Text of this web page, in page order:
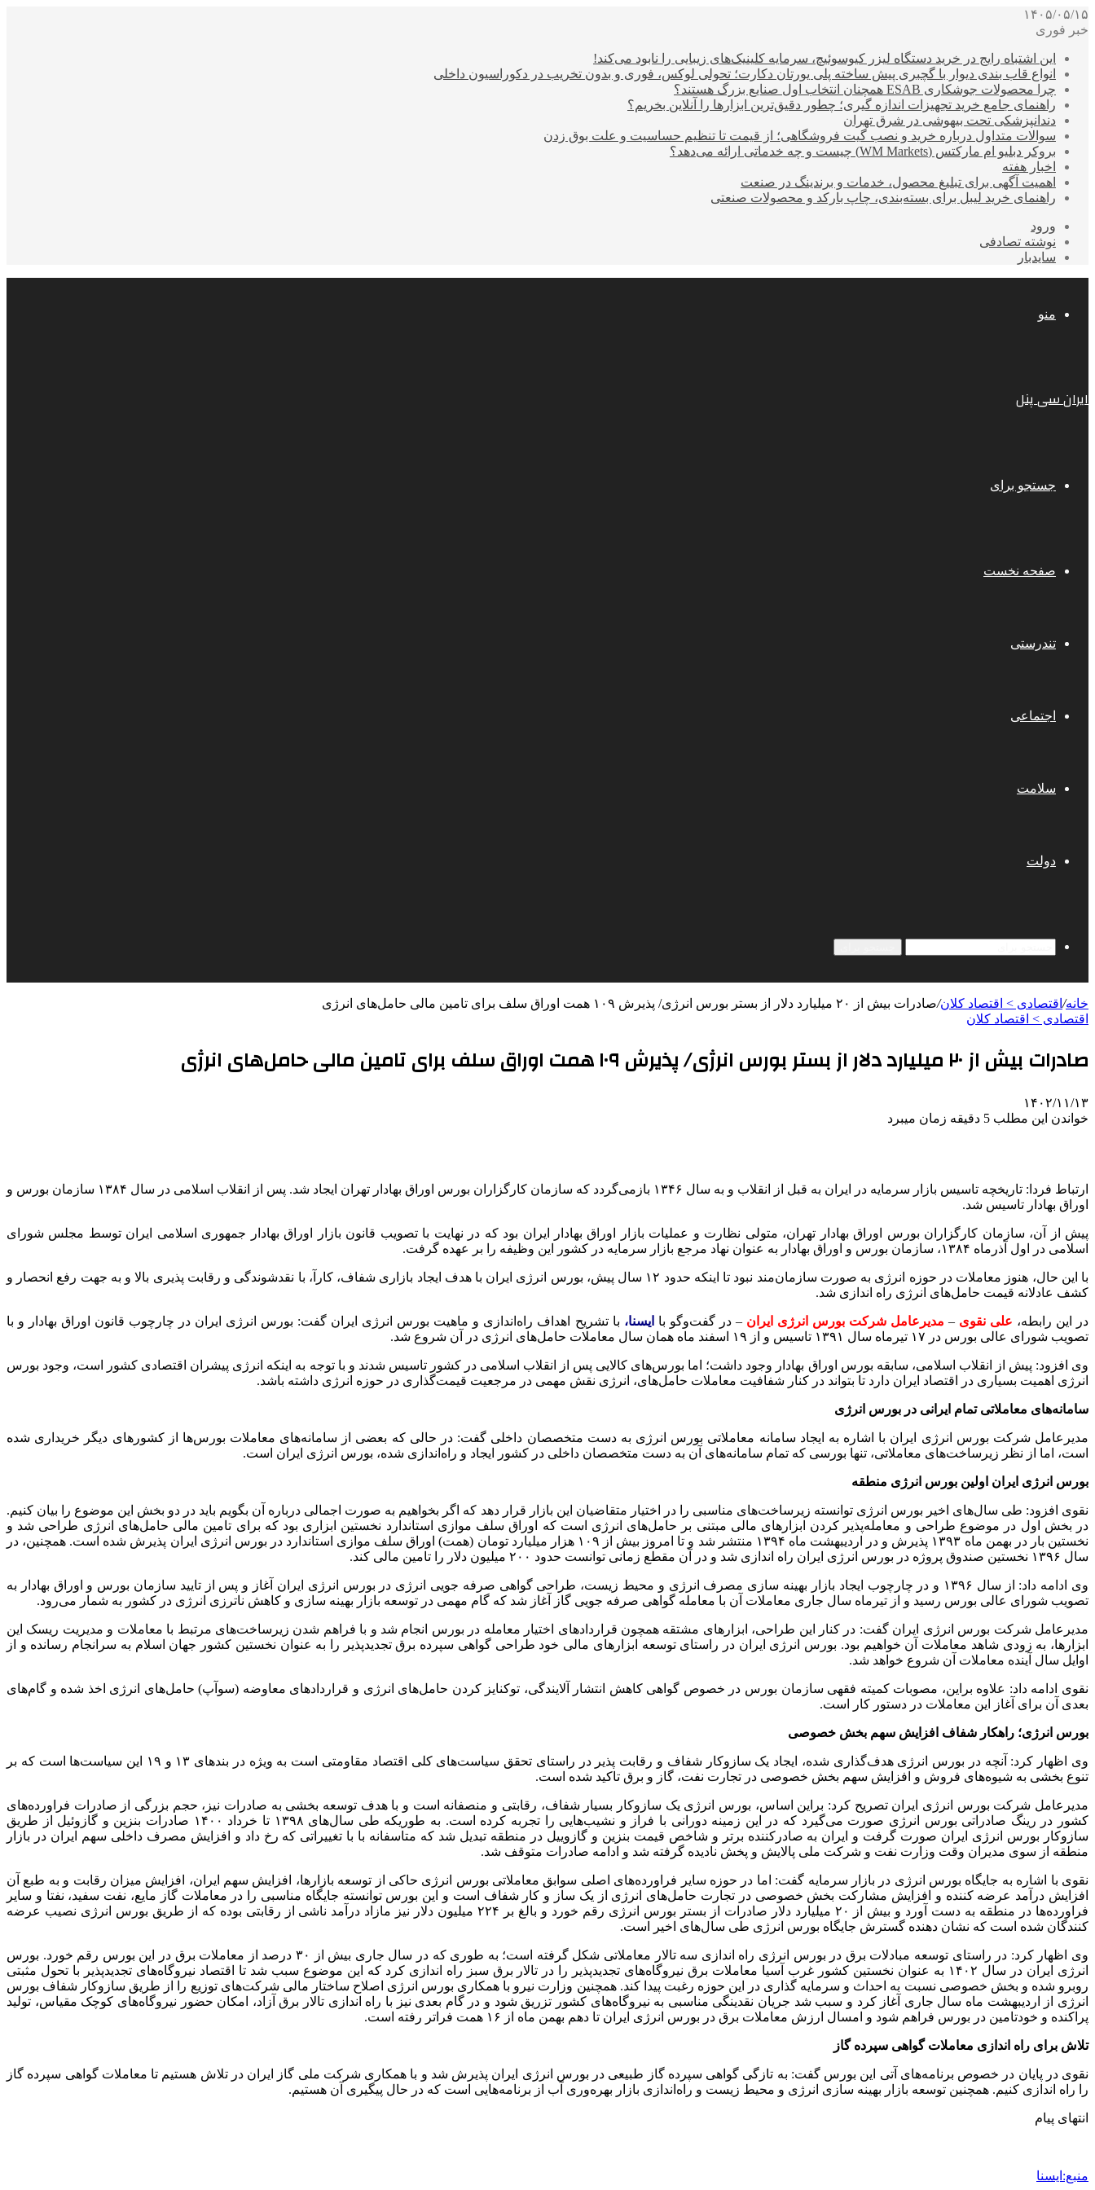
۱۴۰۵/۰۵/۱۵
خبر فوری
این اشتباه رایج در خرید دستگاه لیزر کیوسوئیچ، سرمایه کلینیک‌های زیبایی را نابود می‌کند!
انواع قاب بندی دیوار با گچبری پیش ساخته پلی یورتان دکارت؛ تحولی لوکس، فوری و بدون تخریب در دکوراسیون داخلی
چرا محصولات جوشکاری ESAB همچنان انتخاب اول صنایع بزرگ هستند؟
راهنمای جامع خرید تجهیزات اندازه گیری؛ چطور دقیق‌ترین ابزارها را آنلاین بخریم؟
دندانپزشکی تحت بیهوشی در شرق تهران
سوالات متداول درباره خرید و نصب گیت فروشگاهی؛ از قیمت تا تنظیم حساسیت و علت بوق زدن
بروکر دبلیو ام مارکتس (WM Markets) چیست و چه خدماتی ارائه می‌دهد؟
اخبار هفته
اهمیت آگهی برای تبلیغ محصول، خدمات و برندینگ در صنعت
راهنمای خرید لیبل برای بسته‌بندی، چاپ بارکد و محصولات صنعتی
ورود
نوشته تصادفی
سایدبار
منو
ایران سی پنل
جستجو برای
صفحه نخست
تندرستی
اجتماعی
سلامت
دولت
خانه/ اقتصادی > اقتصاد کلان/صادرات بیش از ۲۰ میلیارد دلار از بستر بورس انرژی/ پذیرش ۱۰۹ همت اوراق سلف برای تامین مالی حامل‌های انرژی
اقتصادی > اقتصاد کلان
صادرات بیش از ۲۰ میلیارد دلار از بستر بورس انرژی/ پذیرش ۱۰۹ همت اوراق سلف برای تامین مالی حامل‌های انرژی
۱۴۰۲/۱۱/۱۳
خواندن این مطلب 5 دقیقه زمان میبرد
ارتباط فردا: تاریخچه تاسیس بازار سرمایه در ایران به قبل از انقلاب و به سال ۱۳۴۶ بازمی‌گردد که سازمان کارگزاران بورس اوراق بهادار تهران ایجاد شد. پس از انقلاب اسلامی در سال ۱۳۸۴ سازمان بورس و
اوراق بهادار تاسیس شد.
پیش از آن، سازمان کارگزاران بورس اوراق بهادار تهران، متولی نظارت و عملیات بازار اوراق بهادار ایران بود که در نهایت با تصویب قانون بازار اوراق بهادار جمهوری اسلامی ایران توسط مجلس شورای
اسلامی در اول آذرماه ۱۳۸۴، سازمان بورس و اوراق بهادار به عنوان نهاد مرجع بازار سرمایه در کشور این وظیفه را بر عهده گرفت.
با این حال، هنوز معاملات در حوزه انرژی به صورت سازمان‌مند نبود تا اینکه حدود ۱۲ سال پیش، بورس انرژی ایران با هدف ایجاد بازاری شفاف، کارآ، با نقدشوندگی و رقابت پذیری بالا و به جهت رفع انحصار و
کشف عادلانه قیمت حامل‌های انرژی راه اندازی شد.
در این رابطه، علی نقوی – مدیرعامل شرکت بورس انرژی ایران – در گفت‌وگو با ایسنا، با تشریح اهداف راه‌اندازی و ماهیت بورس انرژی ایران گفت: بورس انرژی ایران در چارچوب قانون اوراق بهادار و با
تصویب شورای عالی بورس در ۱۷ تیرماه سال ۱۳۹۱ تاسیس و از ۱۹ اسفند ماه همان سال معاملات حامل‌های انرژی در آن شروع شد.
وی افزود: پیش از انقلاب اسلامی، سابقه بورس‌ اوراق بهادار وجود داشت؛ اما بورس‌های کالایی پس از انقلاب اسلامی در کشور تاسیس شدند و با توجه به اینکه انرژی پیشران اقتصادی کشور است، وجود بورس
انرژی اهمیت بسیاری در اقتصاد ایران دارد تا بتواند در کنار شفافیت معاملات حامل‌های، انرژی نقش مهمی در مرجعیت قیمت‌گذاری در حوزه انرژی داشته باشد.
سامانه‌های معاملاتی تمام ایرانی در بورس انرژی
مدیرعامل شرکت بورس انرژی ایران با اشاره به ایجاد سامانه معاملاتی بورس انرژی به دست متخصصان داخلی گفت: در حالی که بعضی از سامانه‌های معاملات بورس‌ها از کشورهای دیگر خریداری شده
است، اما از نظر زیرساخت‌های معاملاتی، تنها بورسی که تمام سامانه‌های آن به دست متخصصان داخلی در کشور ایجاد و راه‌اندازی شده، بورس انرژی ایران است.
بورس انرژی ایران اولین بورس انرژی منطقه
نقوی افزود: طی سال‌های اخیر بورس انرژی توانسته زیرساخت‌های مناسبی را در اختیار متقاضیان این بازار قرار دهد که اگر بخواهیم به صورت اجمالی درباره آن بگویم باید در دو بخش این موضوع را بیان کنیم.
در بخش اول در موضوع طراحی و معامله‌پذیر کردن ابزارهای مالی مبتنی بر حامل‌های انرژی است که اوراق سلف موازی استاندارد نخستین ابزاری بود که برای تامین مالی حامل‌های انرژی طراحی شد و
نخستین بار در بهمن ماه ۱۳۹۳ پذیرش و در اردیبهشت ماه ۱۳۹۴ منتشر شد و تا امروز بیش از ۱۰۹ هزار میلیارد تومان (همت) اوراق سلف موازی استاندارد در بورس انرژی ایران پذیرش شده است. همچنین، در
سال ۱۳۹۶ نخستین صندوق پروژه در بورس انرژی ایران راه اندازی شد و در آن مقطع زمانی توانست حدود ۲۰۰ میلیون دلار را تامین مالی کند.
وی ادامه داد: از سال ۱۳۹۶ و در چارچوب ایجاد بازار بهینه سازی مصرف انرژی و محیط زیست، طراحی گواهی صرفه جویی انرژی در بورس انرژی ایران آغاز و پس از تایید سازمان بورس و اوراق بهادار به
تصویب شورای عالی بورس رسید و از تیرماه سال جاری معاملات آن با معامله گواهی صرفه جویی گاز آغاز شد که گام مهمی در توسعه بازار بهینه سازی و کاهش ناترزی انرژی در کشور به شمار می‌رود.
مدیرعامل شرکت بورس انرژی ایران گفت: در کنار این طراحی، ابزارهای مشتقه همچون قراردادهای اختیار معامله در بورس انجام شد و با فراهم شدن زیرساخت‌های مرتبط با معاملات و مدیریت ریسک این
ابزارها، به زودی شاهد معاملات آن خواهیم بود. بورس انرژی ایران در راستای توسعه ابزارهای مالی خود طراحی گواهی سپرده برق تجدیدپذیر را به عنوان نخستین کشور جهان اسلام به سرانجام رسانده و از
اوایل سال آینده معاملات آن شروع خواهد شد.
نقوی ادامه داد: علاوه براین، مصوبات کمیته فقهی سازمان بورس در خصوص گواهی کاهش انتشار آلایندگی، توکنایز کردن حامل‌های انرژی و قراردادهای معاوضه (سوآپ) حامل‌های انرژی اخذ شده و گام‌های
بعدی آن برای آغاز این معاملات در دستور کار است.
بورس انرژی؛ راهکار شفاف افزایش سهم بخش خصوصی
وی اظهار کرد: آنچه در بورس انرژی هدف‌گذاری شده، ایجاد یک سازوکار شفاف و رقابت پذیر در راستای تحقق سیاست‌های کلی اقتصاد مقاومتی است به ویژه در بندهای ۱۳ و ۱۹ این سیاست‌ها است که بر
تنوع بخشی به شیوه‌های فروش و افزایش سهم بخش خصوصی در تجارت نفت، گاز و برق تاکید شده است.
مدیرعامل شرکت بورس انرژی ایران تصریح کرد: براین اساس، بورس انرژی یک سازوکار بسیار شفاف، رقابتی و منصفانه است و با هدف توسعه بخشی به صادرات نیز، حجم بزرگی از صادرات فراورده‌های
کشور در رینگ صادراتی بورس انرژی صورت می‌گیرد که در این زمینه دورانی با فراز و نشیب‌هایی را تجربه کرده است. به طوریکه طی سال‌های ۱۳۹۸ تا خرداد ۱۴۰۰ صادرات بنزین و گازوئیل از طریق
سازوکار بورس انرژی ایران صورت گرفت و ایران به صادرکننده برتر و شاخص قیمت بنزین و گازوییل در منطقه تبدیل شد که متاسفانه با با تغییراتی که رخ داد و افزایش مصرف داخلی سهم ایران در بازار
منطقه از سوی مدیران وقت وزارت نفت و شرکت ملی پالایش و پخش نادیده گرفته شد و ادامه صادرات متوقف شد.
نقوی با اشاره به جایگاه بورس انرژی در بازار سرمایه گفت: اما در حوزه سایر فراورده‌های اصلی سوابق معاملاتی بورس انرژی حاکی از توسعه بازارها، افزایش سهم ایران، افزایش میزان رقابت و به طبع آن
افزایش درآمد عرضه کننده و افزایش مشارکت بخش خصوصی در تجارت حامل‌های انرژی از یک ساز و کار شفاف است و این بورس توانسته جایگاه مناسبی را در معاملات گاز مایع، نفت سفید، نفتا و سایر
فراورده‌ها در منطقه به دست آورد و بیش از ۲۰ میلیارد دلار صادرات از بستر بورس انرژی رقم خورد و بالغ بر ۲۲۴ میلیون دلار نیز مازاد درآمد ناشی از رقابتی بوده که از طریق بورس انرژی نصیب عرضه
کنندگان شده است که نشان دهنده گسترش جایگاه بورس انرژی طی سال‌های اخیر است.
وی اظهار کرد: در راستای توسعه مبادلات برق در بورس انرژی راه اندازی سه تالار معاملاتی شکل گرفته است؛ به طوری که در سال جاری بیش از ۳۰ درصد از معاملات برق در این بورس رقم خورد. بورس
انرژی ایران در سال ۱۴۰۲ به عنوان نخستین کشور غرب آسیا معاملات برق نیروگاه‌های تجدیدپذیر را در تالار برق سبز راه اندازی کرد که این موضوع سبب شد تا اقتصاد نیروگاه‌های تجدیدپذیر با تحول مثبتی
روبرو شده و بخش خصوصی نسبت به احداث و سرمایه گذاری در این حوزه رغبت پیدا کند. همچنین وزارت نیرو با همکاری بورس انرژی اصلاح ساختار مالی شرکت‌های توزیع را از طریق سازوکار شفاف بورس
انرژی از اردیبهشت ماه سال جاری آغاز کرد و سبب شد جریان نقدینگی مناسبی به نیروگاه‌های کشور تزریق شود و در گام بعدی نیز با راه اندازی تالار برق آزاد، امکان حضور نیروگاه‌های کوچک مقیاس، تولید
پراکنده و خودتامین در بورس فراهم شود و امسال ارزش معاملات برق در بورس انرژی ایران تا دهم بهمن ماه از ۱۶ همت فراتر رفته است.
تلاش برای راه اندازی معاملات گواهی سپرده گاز
نقوی در پایان در خصوص برنامه‌های آتی این بورس گفت: به تازگی گواهی سپرده گاز طبیعی در بورس انرژی ایران پذیرش شد و با همکاری شرکت ملی گاز ایران در تلاش هستیم تا معاملات گواهی سپرده گاز
را راه اندازی کنیم. همچنین توسعه بازار بهینه سازی انرژی و محیط زیست و راه‌اندازی بازار بهره‌وری آب از برنامه‌هایی است که در حال پیگیری آن هستیم.
انتهای پیام
منبع:ایسنا